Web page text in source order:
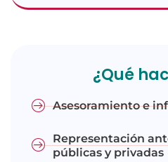
¿Qué
Asesoramiento e
Representación
públicas y privadas